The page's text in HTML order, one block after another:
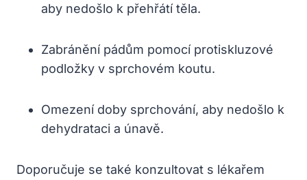
aby nedošlo k přehřátí těla.
Zabránění pádům pomocí protiskluzové
podložky v sprchovém koutu.
Omezení doby sprchování, aby nedošlo k
dehydrataci a únavě.
Doporučuje se také konzultovat s lékařem